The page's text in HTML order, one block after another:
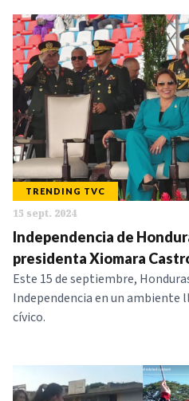
TRENDING TVC
15 sept. 2024
Independencia de
presidenta Xiomara
Este 15 de septiembre,
Independencia en un
cívico.